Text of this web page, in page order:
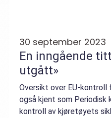
30 september 2023
En inngående
utgått»
Oversikt over EU-
også kjent som Periodisk
kontroll av kjøretøyets